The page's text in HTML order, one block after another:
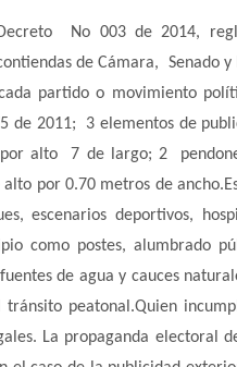
No 003 de 2014,
de Cámara, Senado
partido o movimiento
de 2011; 3 elementos de
alto 7 de largo; 2
por 0.70 metros de
escenarios deportivos,
como postes, alumbrado
de agua y cauces
tránsito peatonal.Quien
La propaganda electoral